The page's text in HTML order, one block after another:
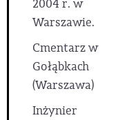
2004 r. w
Warszawie.
Cmentarz w
Gołąbkach
(Warszawa)
Inżynier